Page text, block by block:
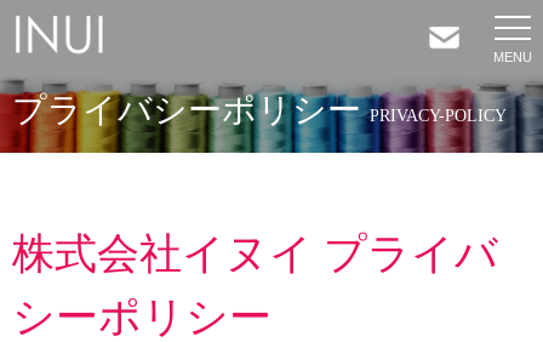
HOME
COMPANY
プライバシーポリシーPRIVACY-POLICY
株式会社イヌイ プライバ
シーポリシー